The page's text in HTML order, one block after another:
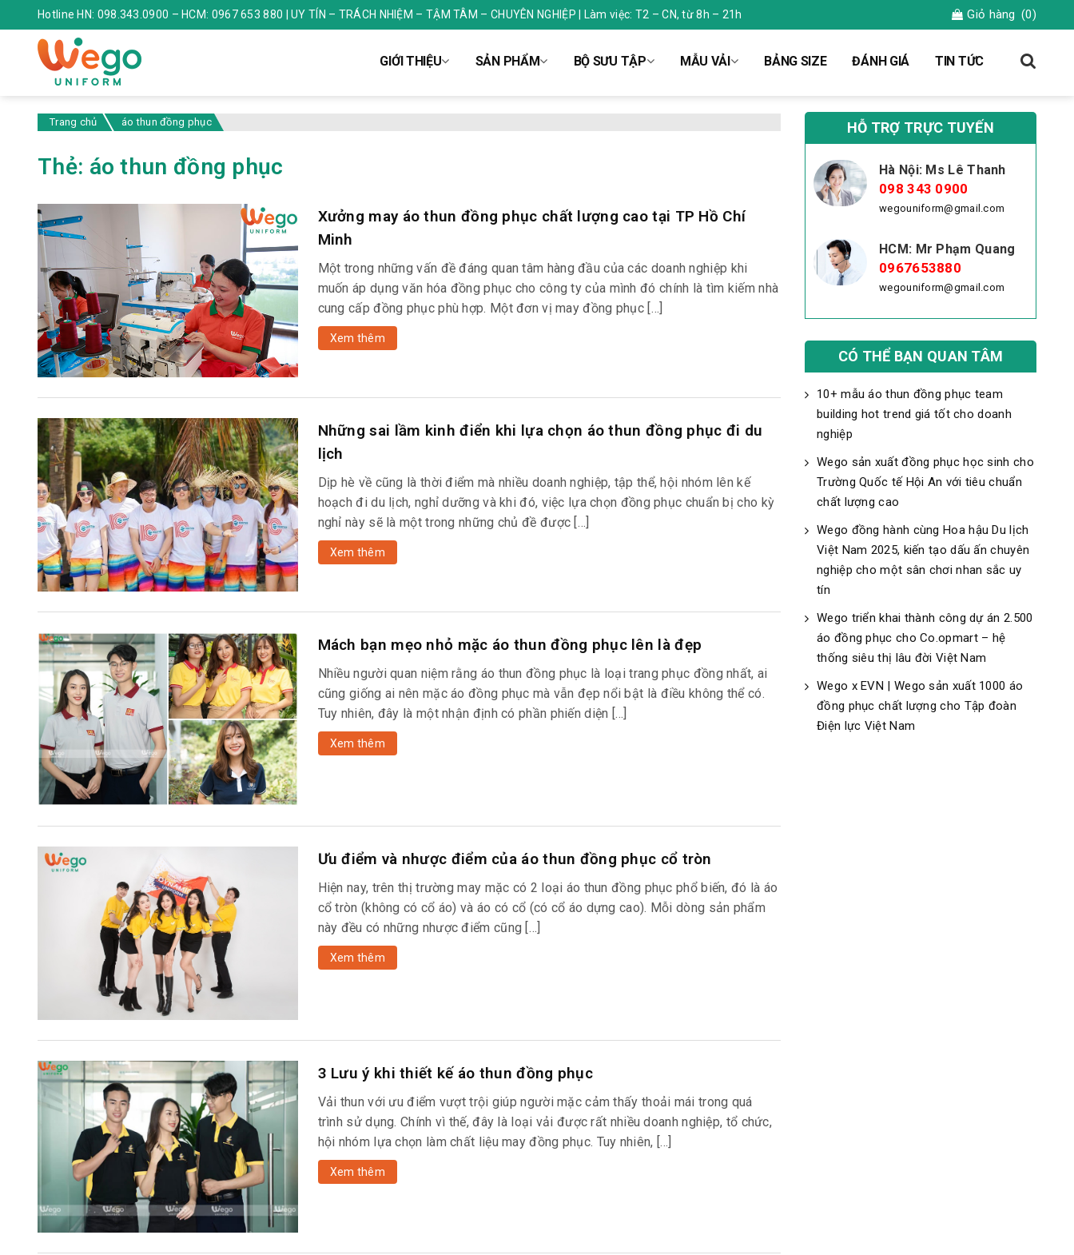
Hotline HN: 098.343.0900 – HCM: 0967 653 880 | UY TÍN – TRÁCH NHIỆM – TẬM TÂM – CHUYÊN NGHIỆP | Làm việc: T2 – CN, từ 8h – 21h Giỏ hàng (0)
GIỚI THIỆU SẢN PHẨM BỘ SƯU TẬP MẪU VẢI BẢNG SIZE ĐÁNH GIÁ TIN TỨC
Trang chủ áo thun đồng phục
Thẻ: áo thun đồng phục
Xưởng may áo thun đồng phục chất lượng cao tại TP Hồ Chí
Minh
Một trong những vấn đề đáng quan tâm hàng đầu của các doanh nghiệp khi
muốn áp dụng văn hóa đồng phục cho công ty của mình đó chính là tìm kiếm nhà
cung cấp đồng phục phù hợp. Một đơn vị may đồng phục […]
Xem thêm
Những sai lầm kinh điển khi lựa chọn áo thun đồng phục đi du
lịch
Dịp hè về cũng là thời điểm mà nhiều doanh nghiệp, tập thể, hội nhóm lên kế
hoạch đi du lịch, nghỉ dưỡng và khi đó, việc lựa chọn đồng phục chuẩn bị cho kỳ
nghỉ này sẽ là một trong những chủ đề được […]
Xem thêm
Mách bạn mẹo nhỏ mặc áo thun đồng phục lên là đẹp
Nhiều người quan niệm rằng áo thun đồng phục là loại trang phục đồng nhất, ai
cũng giống ai nên mặc áo đồng phục mà vẫn đẹp nổi bật là điều không thể có.
Tuy nhiên, đây là một nhận định có phần phiến diện […]
Xem thêm
Ưu điểm và nhược điểm của áo thun đồng phục cổ tròn
Hiện nay, trên thị trường may mặc có 2 loại áo thun đồng phục phổ biến, đó là áo
cổ tròn (không có cổ áo) và áo có cổ (có cổ áo dựng cao). Mỗi dòng sản phẩm
này đều có những nhược điểm cũng […]
Xem thêm
3 Lưu ý khi thiết kế áo thun đồng phục
Vải thun với ưu điểm vượt trội giúp người mặc cảm thấy thoải mái trong quá
trình sử dụng. Chính vì thế, đây là loại vải được rất nhiều doanh nghiệp, tổ chức,
hội nhóm lựa chọn làm chất liệu may đồng phục. Tuy nhiên, […]
Xem thêm
HỖ TRỢ TRỰC TUYẾN
Hà Nội: Ms Lê Thanh
098 343 0900
wegouniform@gmail.com
HCM: Mr Phạm Quang
0967653880
wegouniform@gmail.com
CÓ THỂ BẠN QUAN TÂM
10+ mẫu áo thun đồng phục team
building hot trend giá tốt cho doanh
nghiệp
Wego sản xuất đồng phục học sinh cho
Trường Quốc tế Hội An với tiêu chuẩn
chất lượng cao
Wego đồng hành cùng Hoa hậu Du lịch
Việt Nam 2025, kiến tạo dấu ấn chuyên
nghiệp cho một sân chơi nhan sắc uy
tín
Wego triển khai thành công dự án 2.500
áo đồng phục cho Co.opmart – hệ
thống siêu thị lâu đời Việt Nam
Wego x EVN | Wego sản xuất 1000 áo
đồng phục chất lượng cho Tập đoàn
Điện lực Việt Nam